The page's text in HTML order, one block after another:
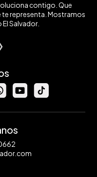
contigo. Que
representa. Mostramos
Salvador.